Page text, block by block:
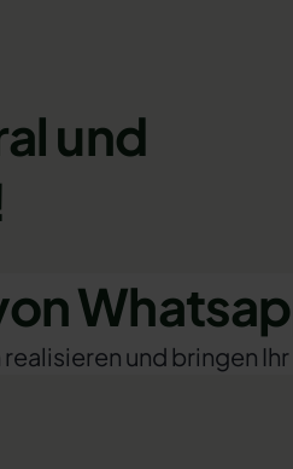
und
und bringen